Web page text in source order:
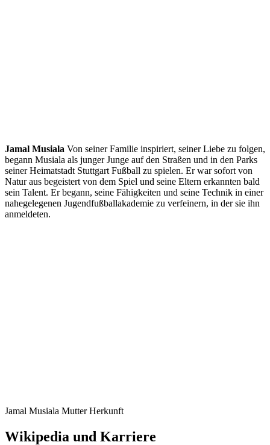
Jamal Musiala Von seiner Familie inspiriert, seiner Liebe zu folgen,
begann Musiala als junger Junge auf den Straßen und in den Parks
seiner Heimatstadt Stuttgart Fußball zu spielen. Er war sofort von
Natur aus begeistert von dem Spiel und seine Eltern erkannten bald
sein Talent. Er begann, seine Fähigkeiten und seine Technik in einer
nahegelegenen Jugendfußballakademie zu verfeinern, in der sie ihn
anmeldeten.
Jamal Musiala Mutter Herkunft
Wikipedia und Karriere